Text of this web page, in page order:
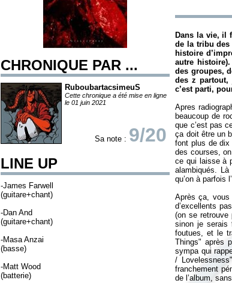
CHRONIQUE PAR ...
RuboubartacsimeuS
Cette chronique a été mise en ligne
le 01 juin 2021
Sa note : 9/20
LINE UP
-James Farwell
(guitare+chant)
-Dan And
(guitare+chant)
-Masa Anzai
(basse)
-Matt Wood
(batterie)
Dans la vie, il
de la tribu des
histoire
autre
des groupes,
des z partout,
c’est parti,
Apres
beaucoup de
que c’est pas
ça doit être un
font plus de dix
des courses,
ce qui laisse à
alambiqués.
qu’on à parfois
Après ça,
d’excellents
(on se retrouve
sinon je serais
foutues, et le
Things" après
sympa qui
/
franchement
de l’album,